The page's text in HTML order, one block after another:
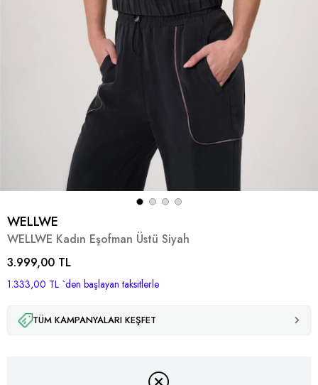
WELLWE
WELLWE Kadın Eşofman Üstü Siyah
3.999,00 TL
1.333,00 TL `den başlayan taksitlerle
TÜM KAMPANYALARI KEŞFET